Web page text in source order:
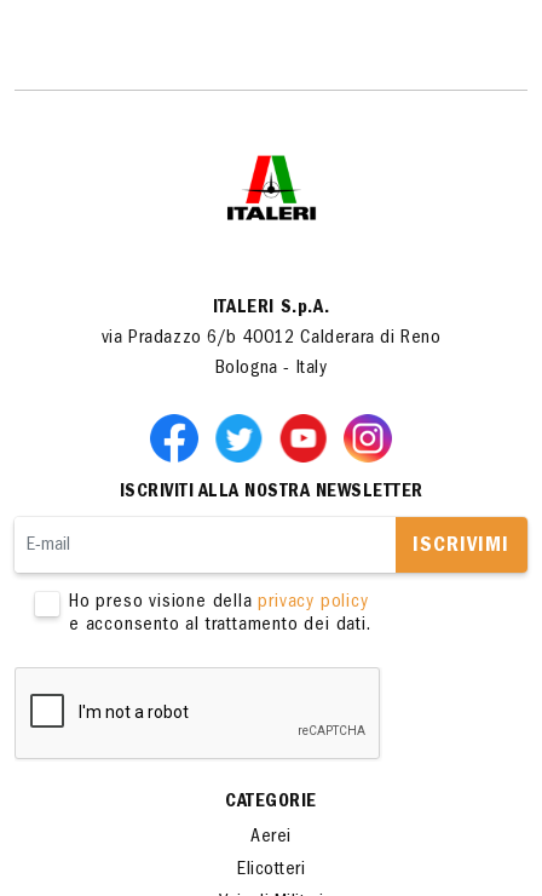
ITALERI S.p.A.
via Pradazzo 6/b 40012 Calderara di Reno
Bologna - Italy
ISCRIVITI ALLA NOSTRA NEWSLETTER
ISCRIVIMI
Ho preso visione dellaprivacy policy
e acconsento al trattamento dei dati.
CATEGORIE
Aerei
Elicotteri